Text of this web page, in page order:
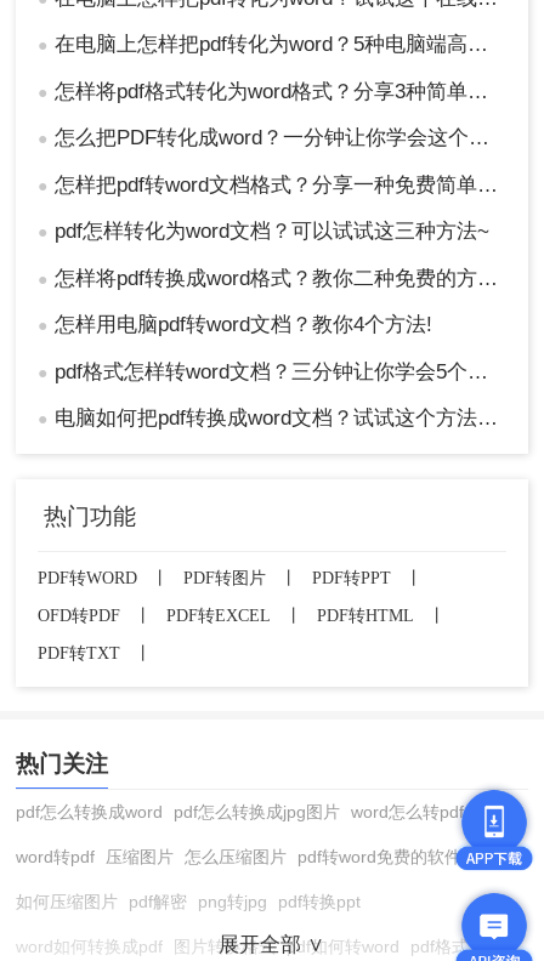
● 在电脑上怎样把pdf转化为word？5种电脑端高效转换法，职场人必藏！
● 怎样将pdf格式转化为word格式？分享3种简单方法！
● 怎么把PDF转化成word？一分钟让你学会这个好用方法！
● 怎样把pdf转word文档格式？分享一种免费简单的转换方法！
● pdf怎样转化为word文档？可以试试这三种方法~
● 怎样将pdf转换成word格式？教你二种免费的方法！
● 怎样用电脑pdf转word文档？教你4个方法!
● pdf格式怎样转word文档？三分钟让你学会5个好用方法！
● 电脑如何把pdf转换成word文档？试试这个方法吧！
热门功能
PDF转WORD PDF转图片 PDF转PPT
OFD转PDF
PDF转EXCEL PDF转HTML
PDF转TXT
热门关注
pdf怎么转换成word pdf怎么转换成jpg图片 word怎么转pdf
word转pdf 压缩图片 怎么压缩图片 pdf转word免费的软件
如何压缩图片 pdf解密 png转jpg pdf转换ppt
word如何转换成pdf 图片转换格式 pdf如何转word pdf格式转换
展开全部 ∨